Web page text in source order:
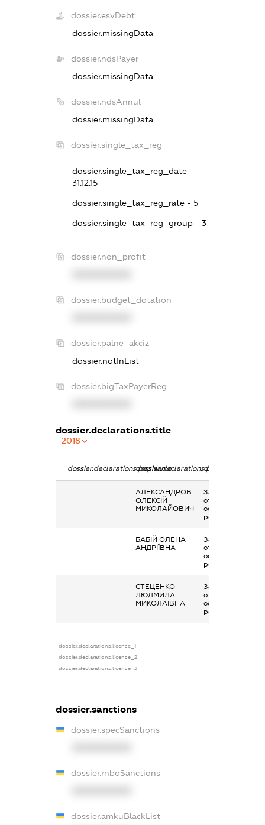
dossier.esvDebt
dossier.missingData
dossier.ndsPayer
dossier.missingData
dossier.ndsAnnul
dossier.missingData
dossier.single_tax_reg
dossier.single_tax_reg_date -
31.12.15
dossier.single_tax_reg_rate - 5
dossier.single_tax_reg_group - 3
dossier.non_profit
dossier.budget_dotation
dossier.palne_akciz
dossier.notInList
dossier.bigTaxPayerReg
dossier.declarations.title
2018
dossier.declarations.pepNamedossier.declarations.personName
АЛЕКСАНДРОВ
ОЛЕКСІЙ
МИКОЛАЙОВИЧ
Заробітна плата
отримана за
основним місцем
роботи
БАБІЙ ОЛЕНА
АНДРІЇВНА
Заробітна плата
отримана за
основним місцем
роботи
СТЕЦЕНКО
ЛЮДМИЛА
МИКОЛАЇВНА
Заробітна плата
отримана за
основним місцем
роботи
dossier.declarations.license_1
dossier.declarations.license_2
dossier.declarations.license_3
dossier.sanctions
dossier.specSanctions
dossier.rnboSanctions
dossier.amkuBlackList